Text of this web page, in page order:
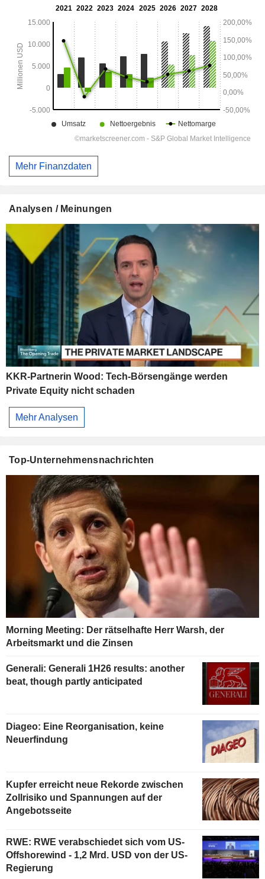
Mehr Finanzdaten
Analysen / Meinungen
KKR-Partnerin Wood: Tech-Börsengänge werden
Private Equity nicht schaden
Mehr Analysen
Top-Unternehmensnachrichten
Morning Meeting: Der rätselhafte Herr Warsh, der
Arbeitsmarkt und die Zinsen
Generali: Generali 1H26 results: another
beat, though partly anticipated
Diageo: Eine Reorganisation, keine
Neuerfindung
Kupfer erreicht neue Rekorde zwischen
Zollrisiko und Spannungen auf der
Angebotsseite
RWE: RWE verabschiedet sich vom US-
Offshorewind - 1,2 Mrd. USD von der US-
Regierung